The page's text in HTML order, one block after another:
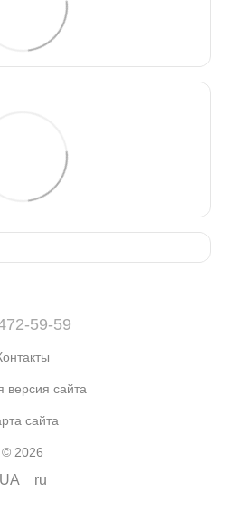
59-59
версия сайта
сайта
© 2026
UA ru